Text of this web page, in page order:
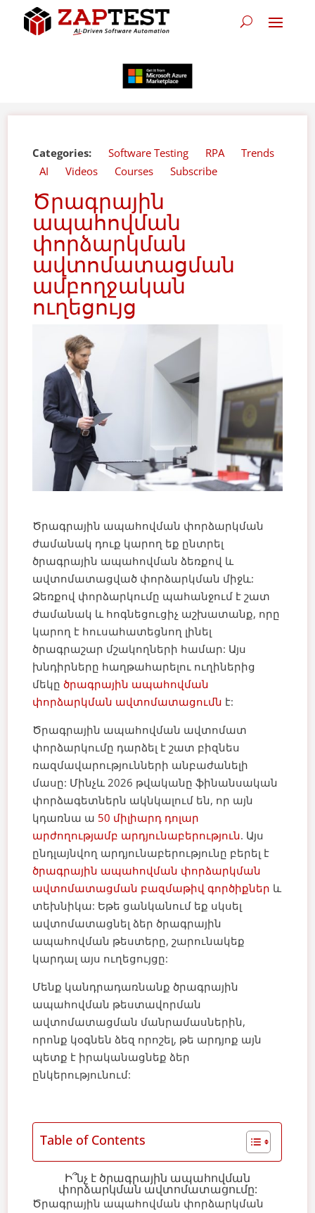
Categories: Software Testing RPA
Trends
AI
Videos Courses Subscribe
Ծրագրային
ապահովման
փորձարկման
ավտոմատացման
ամբողջական
ուղեցույց
Ծրագրային ապահովման փորձարկման
ժամանակ դուք կարող եք ընտրել
ծրագրային ապահովման ձեռքով և
ավտոմատացված փորձարկման միջև:
Ձեռքով փորձարկումը պահանջում է շատ
ժամանակ և հոգնեցուցիչ աշխատանք, որը
կարող է հուսահատեցնող լինել
ծրագրաշար մշակողների համար: Այս
խնդիրները հաղթահարելու ուղիներից
մեկըծրագրային ապահովման
փորձարկման ավտոմատացումն է:
Ծրագրային ապահովման ավտոմատ
փորձարկումը դարձել է շատ բիզնես
ռազմավարությունների անբաժանելի
մասը: Մինչև 2026 թվականը ֆինանսական
փորձագետներն ակնկալում են, որ այն
կդառնա ա 50 միլիարդ դոլար
արժողությամբ արդյունաբերություն. Այս
ընդլայնվող արդյունաբերությունը բերել է
ծրագրային ապահովման փորձարկման
ավտոմատացման բազմաթիվ գործիքներ և
տեխնիկա: Եթե ցանկանում եք սկսել
ավտոմատացնել ձեր ծրագրային
ապահովման թեստերը, շարունակեք
կարդալ այս ուղեցույցը:
Մենք կանդրադառնանք ծրագրային
ապահովման թեստավորման
ավտոմատացման մանրամասներին,
որոնք կօգնեն ձեզ որոշել, թե արդյոք այն
պետք է իրականացնեք ձեր
ընկերությունում:
Table of Contents
Ի՞նչ է ծրագրային ապահովման
փորձարկման ավտոմատացումը:
Ծրագրային ապահովման փորձարկման